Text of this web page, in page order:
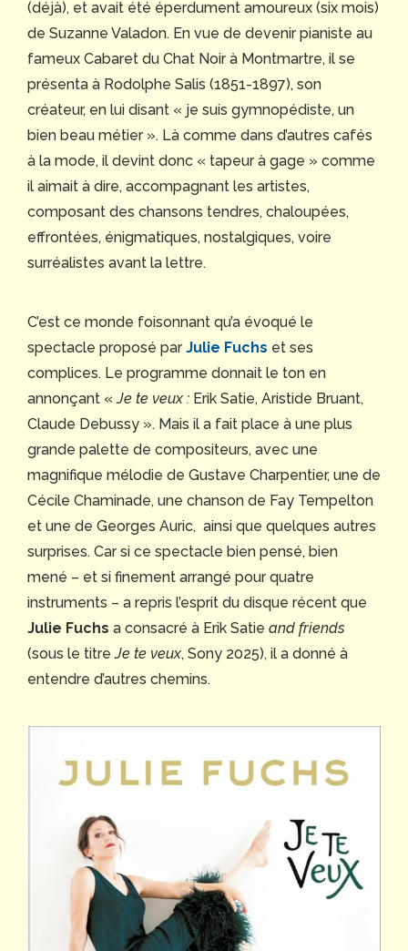
(déjà), et avait été éperdument amoureux (six mois)
de Suzanne Valadon. En vue de devenir pianiste au
fameux Cabaret du Chat Noir à Montmartre, il se
présenta à Rodolphe Salis (1851-1897), son
créateur, en lui disant « je suis gymnopédiste, un
bien beau métier ». Là comme dans d’autres cafés
à la mode, il devint donc « tapeur à gage » comme
il aimait à dire, accompagnant les artistes,
composant des chansons tendres, chaloupées,
effrontées, énigmatiques, nostalgiques, voire
surréalistes avant la lettre.
C’est ce monde foisonnant qu’a évoqué le
spectacle proposé parJulie Fuchs et ses
complices. Le programme donnait le ton en
annonçant «Je te veux : Erik Satie, Aristide Bruant,
Claude Debussy ». Mais il a fait place à une plus
grande palette de compositeurs, avec une
magnifique mélodie de Gustave Charpentier, une de
Cécile Chaminade, une chanson de Fay Tempelton
et une de Georges Auric, ainsi que quelques autres
surprises. Car si ce spectacle bien pensé, bien
mené – et si finement arrangé pour quatre
instruments – a repris l’esprit du disque récent que
Julie Fuchs a consacré à Erik Satie and friends
(sous le titreJe te veux, Sony 2025), il a donné à
entendre d’autres chemins.